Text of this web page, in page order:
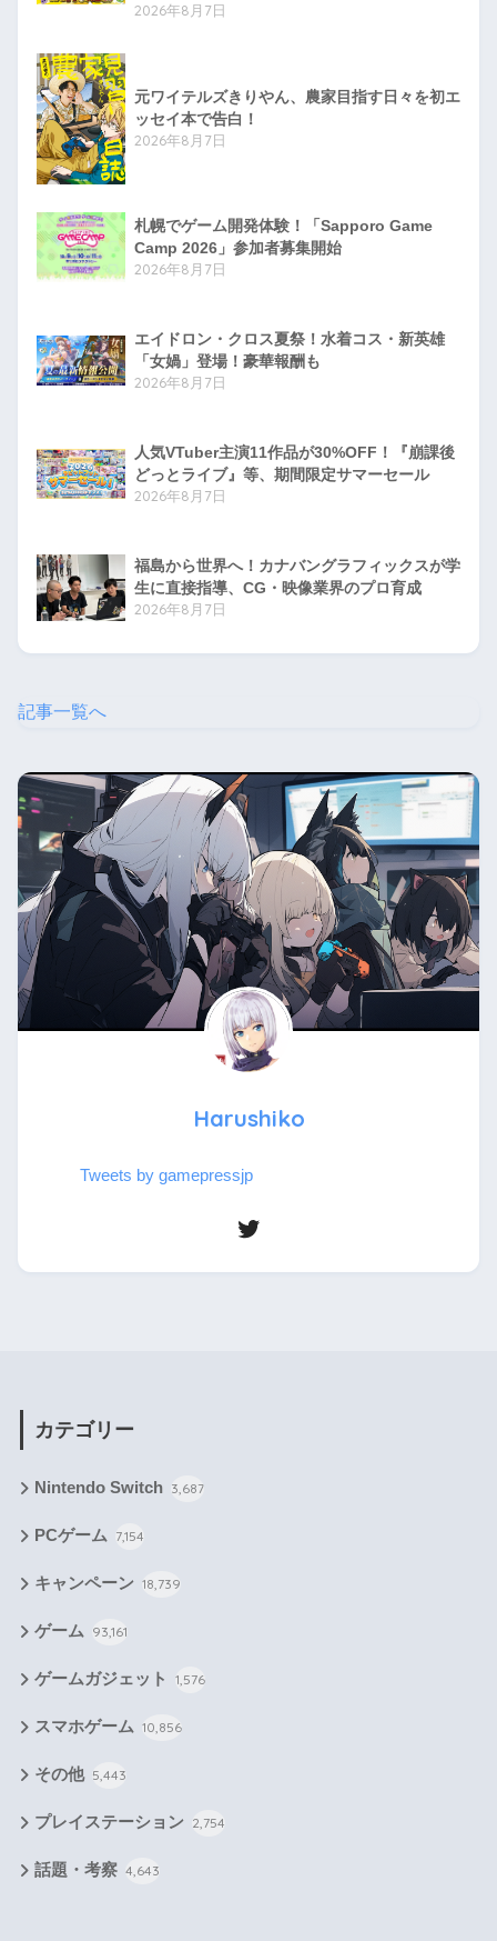
2026年8月7日
元ワイテルズきりやん、農家目指す日々を初エ
ッセイ本で告白！
2026年8月7日
札幌でゲーム開発体験！「Sapporo Game
Camp 2026」参加者募集開始
2026年8月7日
エイドロン・クロス夏祭！水着コス・新英雄
「女媧」登場！豪華報酬も
2026年8月7日
人気VTuber主演11作品が30%OFF！『崩課後
どっとライブ』等、期間限定サマーセール
2026年8月7日
福島から世界へ！カナバングラフィックスが学
生に直接指導、CG・映像業界のプロ育成
2026年8月7日
記事一覧へ
Harushiko
Tweets by gamepressjp
カテゴリー
Nintendo Switch 3,687
PCゲーム 7,154
キャンペーン 18,739
ゲーム 93,161
ゲームガジェット 1,576
スマホゲーム 10,856
その他 5,443
プレイステーション 2,754
話題・考察 4,643